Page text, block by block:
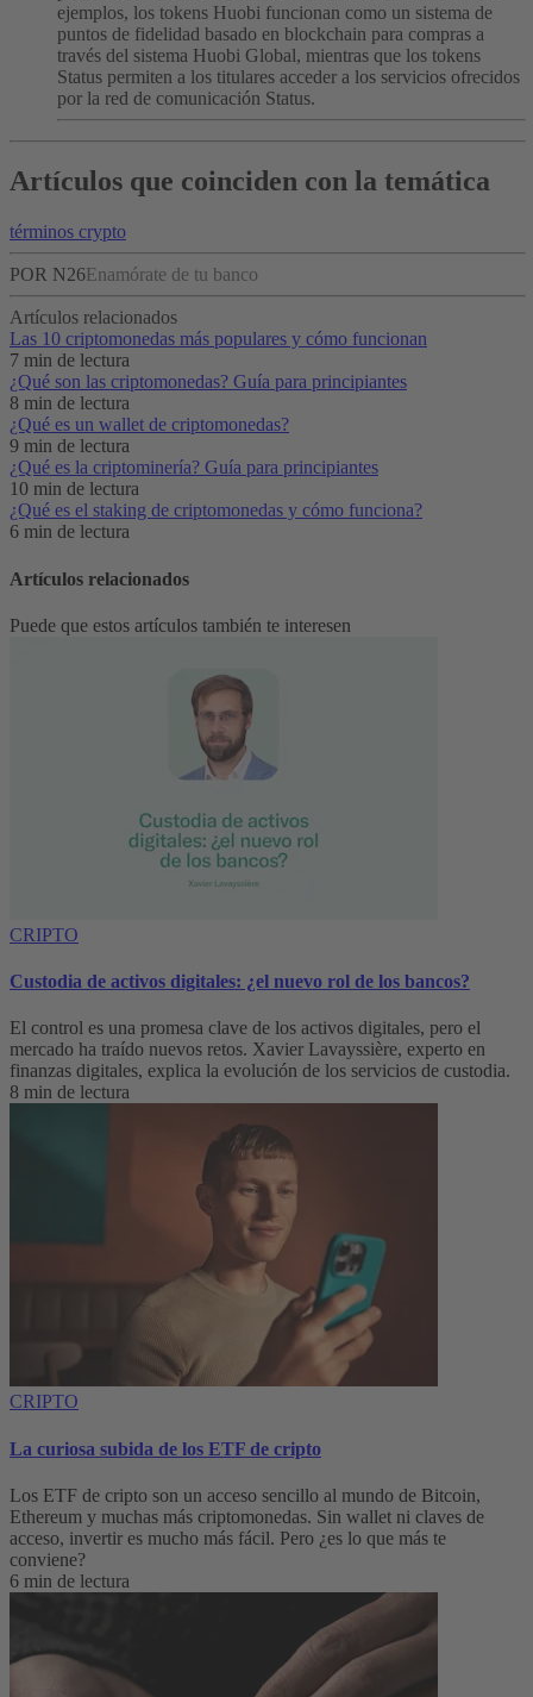
ejemplos, los tokens Huobi funcionan como un sistema de
puntos de fidelidad basado en blockchain para compras a
través del sistema Huobi Global, mientras que los tokens
Status permiten a los titulares acceder a los servicios ofrecidos
por la red de comunicación Status.
Artículos que coinciden con la temática
términos crypto
POR N26Enamórate de tu banco
Artículos relacionados
Las 10 criptomonedas más populares y cómo funcionan
7 min de lectura
¿Qué son las criptomonedas? Guía para principiantes
8 min de lectura
¿Qué es un wallet de criptomonedas?
9 min de lectura
¿Qué es la criptominería? Guía para principiantes
10 min de lectura
¿Qué es el staking de criptomonedas y cómo funciona?
6 min de lectura
Artículos relacionados
Puede que estos artículos también te interesen
CRIPTO
Custodia de activos digitales: ¿el nuevo rol de los bancos?
El control es una promesa clave de los activos digitales, pero el
mercado ha traído nuevos retos. Xavier Lavayssière, experto en
finanzas digitales, explica la evolución de los servicios de custodia.
8 min de lectura
CRIPTO
La curiosa subida de los ETF de cripto
Los ETF de cripto son un acceso sencillo al mundo de Bitcoin,
Ethereum y muchas más criptomonedas. Sin wallet ni claves de
acceso, invertir es mucho más fácil. Pero ¿es lo que más te
conviene?
6 min de lectura